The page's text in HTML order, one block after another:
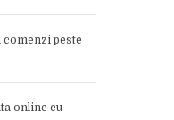
peste
online cu